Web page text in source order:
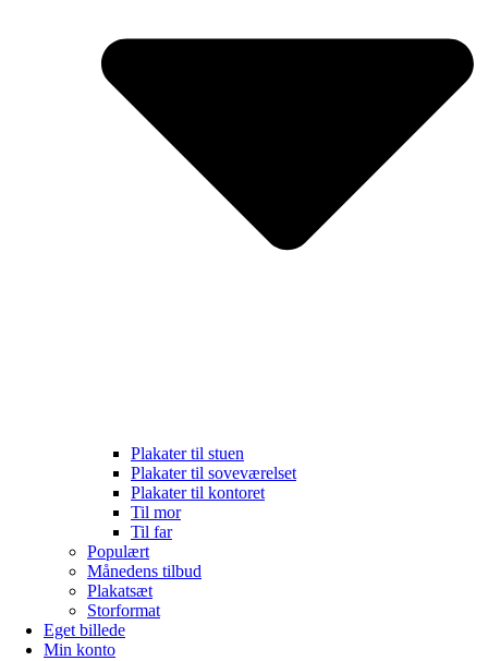
Plakater til stuen
Plakater til soveværelset
Plakater til kontoret
Til mor
Til far
Populært
Månedens tilbud
Plakatsæt
Storformat
Eget billede
Min konto